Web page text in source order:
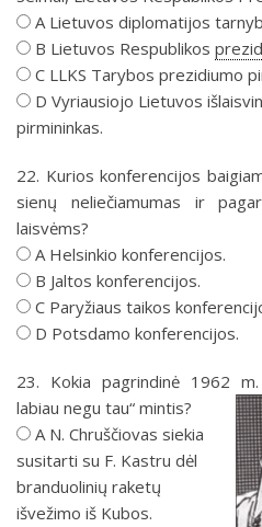
A Lietuvos diplomatijos
B Lietuvos Respublikos
C LLKS Tarybos prezidiumo
D Vyriausiojo Lietuvos
pirmininkas.
22. Kurios konferencijos
sienų neliečiamumas ir
laisvėms?
A Helsinkio konferencijos.
B Jaltos konferencijos.
C Paryžiaus taikos
D Potsdamo konferencijos.
23. Kokia pagrindinė 1962
labiau negu tau“ mintis?
A N. Chruščiovas siekia
susitarti su F. Kastru dėl
branduolinių raketų
išvežimo iš Kubos.